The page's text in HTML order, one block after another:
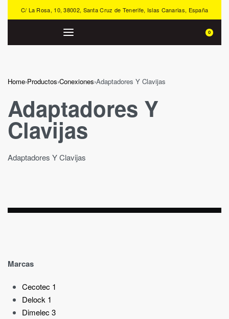
C/ La Rosa, 10, 38002, Santa Cruz de Tenerife, Islas Canarias, España
0
Home›Productos›Conexiones›Adaptadores Y Clavijas
Adaptadores Y
Clavijas
Adaptadores Y Clavijas
Marcas
Cecotec 1
Delock 1
Dimelec 3